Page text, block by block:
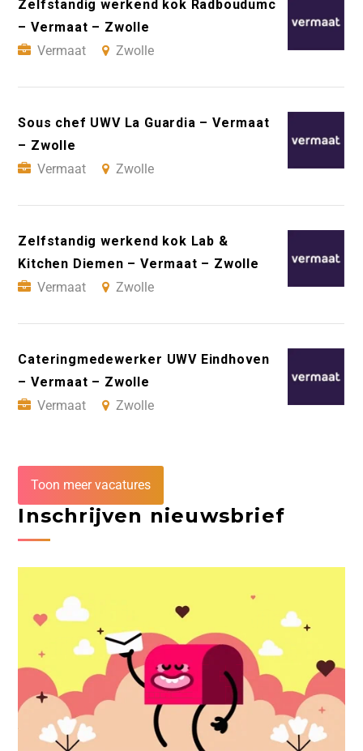
Zelfstandig werkend kok Radboudumc
– Vermaat – Zwolle
Vermaat
Zwolle
Sous chef UWV La Guardia – Vermaat
– Zwolle
Vermaat
Zwolle
Zelfstandig werkend kok Lab &
Kitchen Diemen – Vermaat – Zwolle
Vermaat
Zwolle
Cateringmedewerker UWV Eindhoven
– Vermaat – Zwolle
Vermaat
Zwolle
Toon meer vacatures
Inschrijven nieuwsbrief